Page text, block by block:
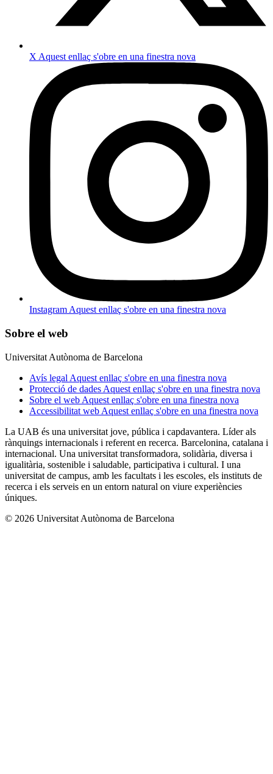
X Aquest enllaç s'obre en una finestra nova
Instagram Aquest enllaç s'obre en una finestra nova
Sobre el web
Universitat Autònoma de Barcelona
Avís legal Aquest enllaç s'obre en una finestra nova
Protecció de dades Aquest enllaç s'obre en una finestra nova
Sobre el web Aquest enllaç s'obre en una finestra nova
Accessibilitat web Aquest enllaç s'obre en una finestra nova
La UAB és una universitat jove, pública i capdavantera. Líder als
rànquings internacionals i referent en recerca. Barcelonina, catalana i
internacional. Una universitat transformadora, solidària, diversa i
igualitària, sostenible i saludable, participativa i cultural. I una
universitat de campus, amb les facultats i les escoles, els instituts de
recerca i els serveis en un entorn natural on viure experiències
úniques.
© 2026 Universitat Autònoma de Barcelona